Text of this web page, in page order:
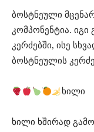
ბოსტნეული
კომპონენტია.
კერძებში, ისე
ბოსტნეულის
ხილი
ხილი ხშირად